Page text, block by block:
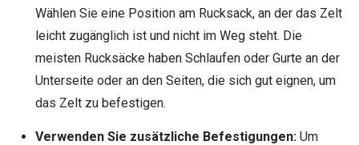
Wählen Sie eine Position am Rucksack, an der das Zelt
leicht zugänglich ist und nicht im Weg steht. Die
meisten Rucksäcke haben Schlaufen oder Gurte an der
Unterseite oder an den Seiten, die sich gut eignen, um
das Zelt zu befestigen.
Verwenden Sie zusätzliche Befestigungen:Um